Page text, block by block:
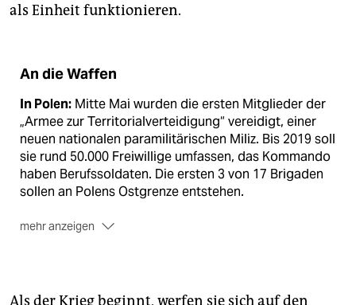
als Einheit funktionieren.
An die Waffen
In Polen: Mitte Mai wurden die ersten Mitglieder der
„Armee zur Territorialverteidigung“ vereidigt, einer
neuen nationalen paramilitärischen Miliz. Bis 2019 soll
sie rund 50.000 Freiwillige umfassen, das Kommando
haben Berufssoldaten. Die ersten 3 von 17 Brigaden
sollen an Polens Ostgrenze entstehen.
mehr anzeigen
einer Nationalgarde mit 85.000 Freiwilligen und einen
Als der Krieg beginnt, werfen sie sich auf den